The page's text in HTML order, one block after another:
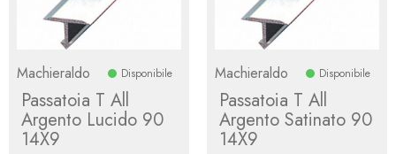
Machieraldo Disponibile
Passatoia T All
Argento Lucido 90
14X9
Machieraldo Disponibile
Passatoia T All
Argento Satinato 90
14X9